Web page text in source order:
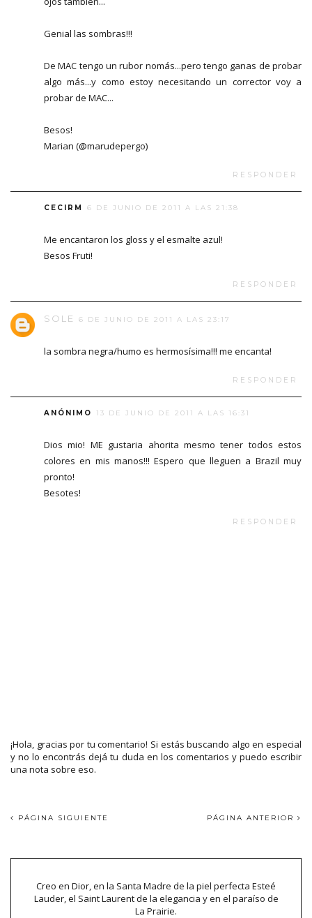
Genial las sombras!!!
De MAC tengo un rubor nomás...pero tengo ganas de probar
algo más...y como estoy necesitando un corrector voy a
probar de MAC...
Besos!
Marian (@marudepergo)
RESPONDER
CECIRM 6 DE JUNIO DE 2011 A LAS 21:38
Me encantaron los gloss y el esmalte azul!
Besos Fruti!
RESPONDER
SOLE 6 DE JUNIO DE 2011 A LAS 23:17
la sombra negra/humo es hermosísima!!! me encanta!
RESPONDER
ANÓNIMO 13 DE JUNIO DE 2011 A LAS 16:31
Dios mio! ME gustaria ahorita mesmo tener todos estos
colores en mis manos!!! Espero que lleguen a Brazil muy
pronto!
Besotes!
RESPONDER
¡Hola, gracias por tu comentario! Si estás buscando algo en especial
y no lo encontrás dejá tu duda en los comentarios y puedo escribir
una nota sobre eso.
PÁGINA SIGUIENTE PÁGINA ANTERIOR
Creo en Dior, en la Santa Madre de la piel perfecta Esteé
Lauder, el Saint Laurent de la elegancia y en el paraíso de
La Prairie.